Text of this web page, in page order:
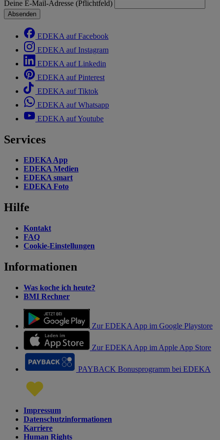
Deine E-Mail-Adresse (Pflichtfeld)
Absenden
EDEKA auf Facebook
EDEKA auf Instagram
EDEKA auf Linkedin
EDEKA auf Pinterest
EDEKA auf Tiktok
EDEKA auf Whatsapp
EDEKA auf Youtube
Services
EDEKA App
EDEKA Medien
EDEKA smart
EDEKA Foto
Hilfe
Kontakt
FAQ
Cookie-Einstellungen
Informationen
Was koche ich heute?
BMI Rechner
Zur EDEKA App im Google Playstore
Zur EDEKA App im Apple App Store
PAYBACK Bonusprogramm bei EDEKA
Impressum
Datenschutzinformationen
Karriere
Human Rights